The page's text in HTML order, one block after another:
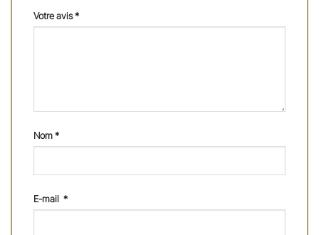
Votre avis*
Nom*
E-mail *